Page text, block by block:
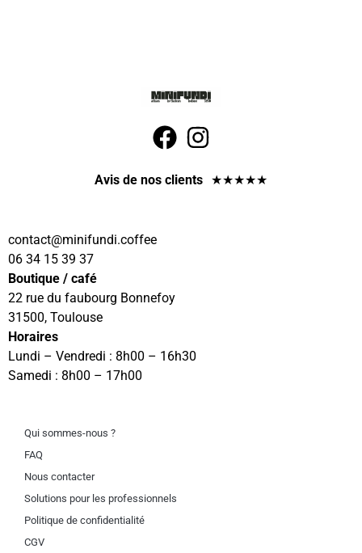
Avis de nos clients ★★★★★
contact@minifundi.coffee
06 34 15 39 37
Boutique / café
22 rue du faubourg Bonnefoy
31500, Toulouse
Horaires
Lundi – Vendredi : 8h00 – 16h30
Samedi : 8h00 – 17h00
Qui sommes-nous ?
FAQ
Nous contacter
Solutions pour les professionnels
Politique de confidentialité
CGV